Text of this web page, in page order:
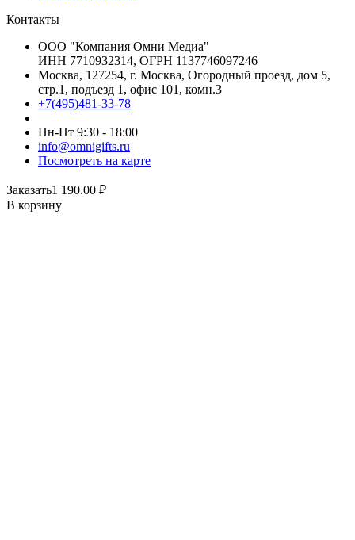
Контакты
ООО "Компания Омни Медиа"
ИНН 7710932314, ОГРН 1137746097246
Москва, 127254, г. Москва, Огородный проезд, дом 5,
стр.1, подъезд 1, офис 101, комн.3
+7(495)481-33-78
Пн-Пт 9:30 - 18:00
info@omnigifts.ru
Посмотреть на карте
Заказать1 190.00 ₽
В корзину